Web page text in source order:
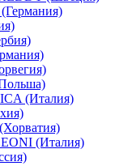
(Италия)
(Италия)